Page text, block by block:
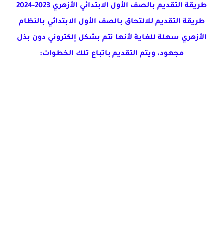
طريقة التقديم بالصف الأول الابتدائي الأزهري 2023-2024
طريقة التقديم للالتحاق بالصف الأول الابتدائي بالنظام
الأزهري سهلة للغاية لأنها تتم بشكل إلكتروني دون بذل
مجهود، ويتم التقديم باتباع تلك الخطوات: